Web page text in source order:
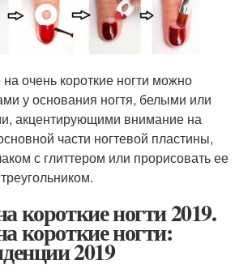
очень короткие ногти можно
у основания ногтя, белыми или
акцентирующими внимание на
части ногтевой пластины,
с глиттером или прорисовать ее
короткие ногти 2019.
короткие ногти:
2019